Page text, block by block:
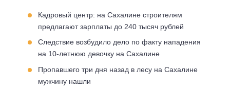
Кадровый центр: на Сахалине строителям
предлагают зарплаты до 240 тысяч рублей
Следствие возбудило дело по факту нападения
на 10-летнюю девочку на Сахалине
Пропавшего три дня назад в лесу на Сахалине
мужчину нашли